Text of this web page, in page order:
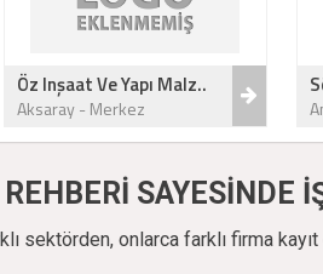
Öz Inşaat Ve Yapı Malz..
Aksaray - Merkez
SAYESİNDE
sektörden, onlarca farklı firma